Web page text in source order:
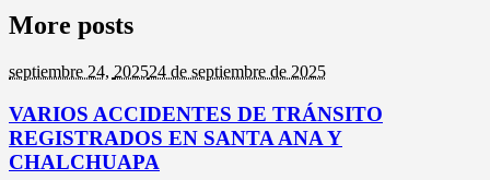
More posts
septiembre 24, 202524 de septiembre de 2025
VARIOS ACCIDENTES DE TRÁNSITO
REGISTRADOS EN SANTA ANA Y
CHALCHUAPA